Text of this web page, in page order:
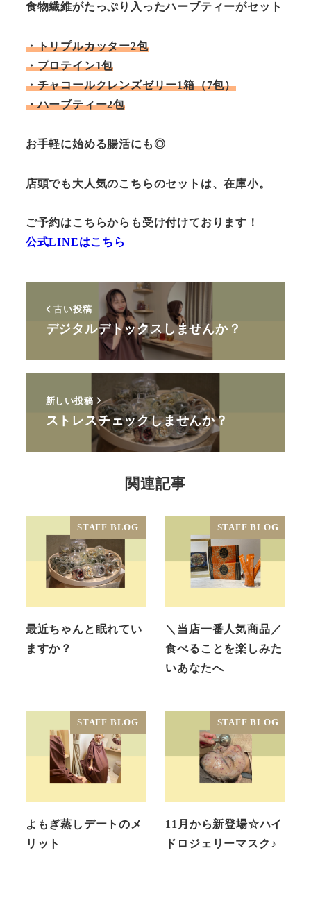
食物繊維がたっぷり入ったハーブティーがセット
・トリプルカッター2包
・プロテイン1包
・チャコールクレンズゼリー1箱（7包）
・ハーブティー2包
お手軽に始める腸活にも◎
店頭でも大人気のこちらのセットは、在庫小。
ご予約はこちらからも受け付けております！
公式LINEはこちら
古い投稿
デジタルデトックスしませんか？
新しい投稿
ストレスチェックしませんか？
関連記事
STAFF BLOG
最近ちゃんと眠れてい
ますか？
STAFF BLOG
＼当店一番人気商品／
食べることを楽しみた
いあなたへ
STAFF BLOG
よもぎ蒸しデートのメ
リット
STAFF BLOG
11月から新登場☆ハイ
ドロジェリーマスク♪